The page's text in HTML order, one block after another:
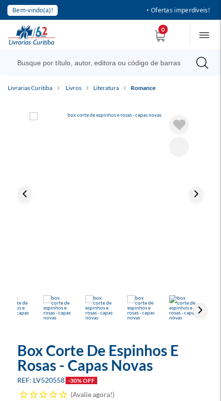
Bem-vindo(a)! • Ofertas imperdíveis!
0
Livrarias Curitiba Livros Literatura Romance
Box Corte De Espinhos E
Rosas - Capas Novas
LV520558 -30% OFF
Avalie agora!